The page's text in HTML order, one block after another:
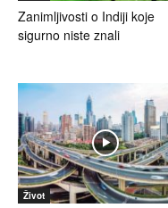
Zanimljivosti o Indiji koje
sigurno niste znali
Život